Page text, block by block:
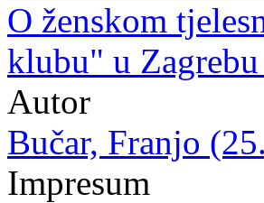
O ženskom
klubu" u
Autor
Bučar, Franjo
Impresum